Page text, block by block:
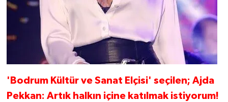
'Bodrum Kültür ve Sanat Elçisi' seçilen; Ajda
Pekkan: Artık halkın içine katılmak istiyorum!